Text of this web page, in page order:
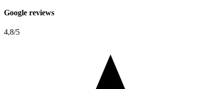
Google reviews
4,8/5